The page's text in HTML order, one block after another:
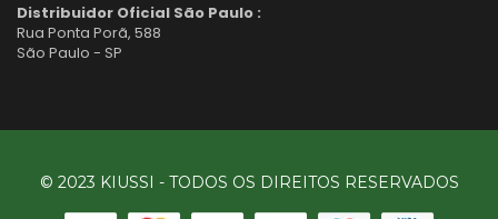
Distribuidor Oficial São Paulo :
Rua Ponta Porã, 588
São Paulo - SP
© 2023 KIUSSI - TODOS OS DIREITOS RESERVADOS